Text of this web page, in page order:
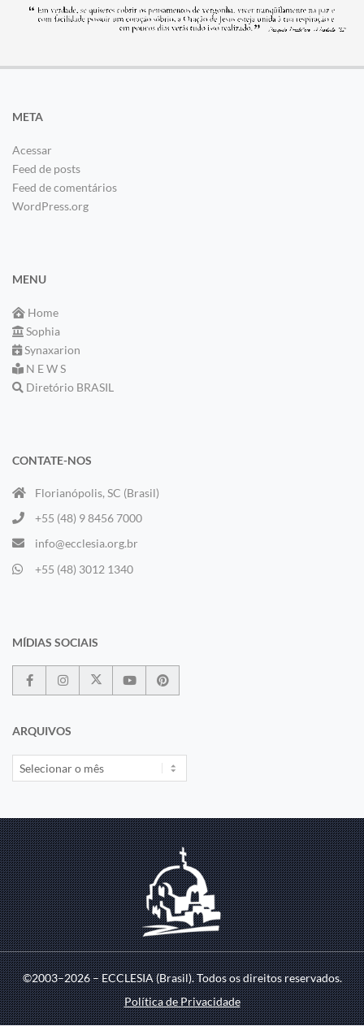
META
Acessar
Feed de posts
Feed de comentários
WordPress.org
MENU
Home
Sophia
Synaxarion
N E W S
Diretório BRASIL
CONTATE-NOS
Florianópolis, SC (Brasil)
+55 (48) 9 8456 7000
info@ecclesia.org.br
+55 (48) 3012 1340
MÍDIAS SOCIAIS
ARQUIVOS
©2003–2026 – ECCLESIA (Brasil). Todos os direitos reservados.
Política de Privacidade